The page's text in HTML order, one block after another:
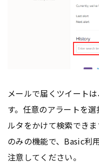
メールで届くツイート
す。任意のアラートを
ルタをかけて検索でき
のみの機能で、Basic利
注意してください。